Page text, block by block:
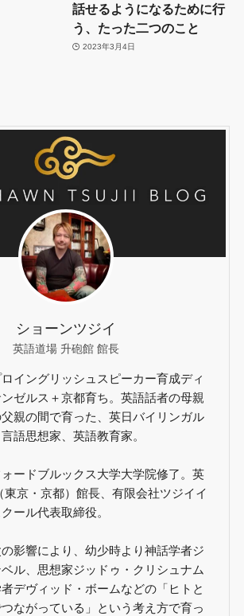
話せるようになるために行
う、たった二つのこと
2023年3月4日
ショーンツジイ
英語道場 升砲館 館長
ロイングリッシュスピーカー育成ディ
ゼルス＋京都育ち。英語話者の母親
親の間で育った、英日バイリンガル
語思想家、英語教育家。
ードブルックス大学大学院修了。英
東京・京都）館長、有限会社ツジイイ
ール代表取締役。
影響により、幼少時より神話学者ジ
ル、思想家ジッドゥ・クリシュナム
デヴィッド・ボームなどの「ヒトと
ながっている」という考え方で育っ